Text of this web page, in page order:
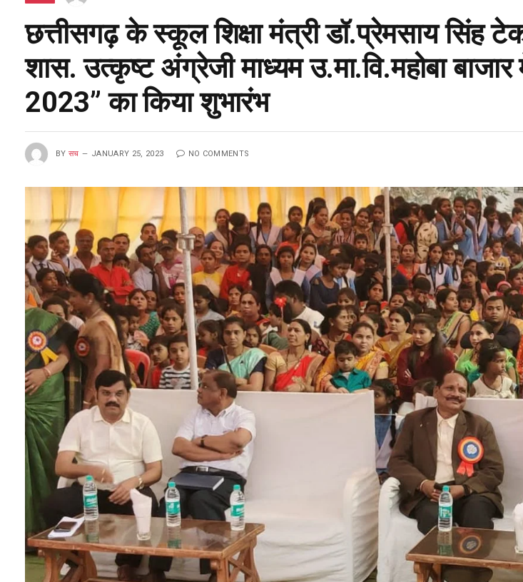
छत्तीसगढ़ के स्कूल शिक्षा मंत्री डॉ.प्रेमसाय सिंह
शास. उत्कृष्ट अंग्रेजी माध्यम उ.मा.वि.महोबा बाजार
2023” का किया शुभारंभ
BY सच JANUARY 25, 2023 NO COMMENTS